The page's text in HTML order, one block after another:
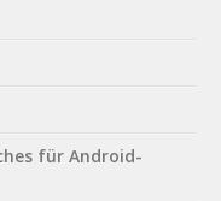
für Android-